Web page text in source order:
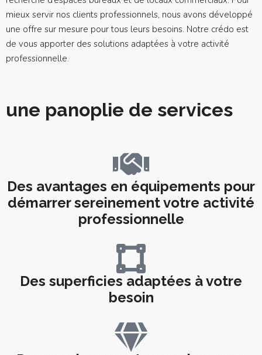
mieux servir nos clients professionnels, nous avons développé
une offre sur mesure pour tous leurs besoins. Notre crédo est
de vous apporter des solutions adaptées à votre activité
professionnelle.
une panoplie de services
Des avantages en équipements pour
démarrer sereinement votre activité
professionnelle
Des superficies adaptées à votre
besoin